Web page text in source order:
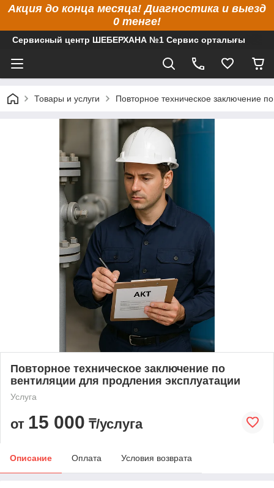
Акция до конца месяца! Диагностика и выезд
0 тенге!
Сервисный центр ШЕБЕРХАНА №1 Сервис орталығы
Товары и услуги Повторное техническое заключение
Повторное техническое заключение по
вентиляции для продления эксплуатации
Услуга
от 15 000 ₸/услуга
Описание Оплата Условия возврата